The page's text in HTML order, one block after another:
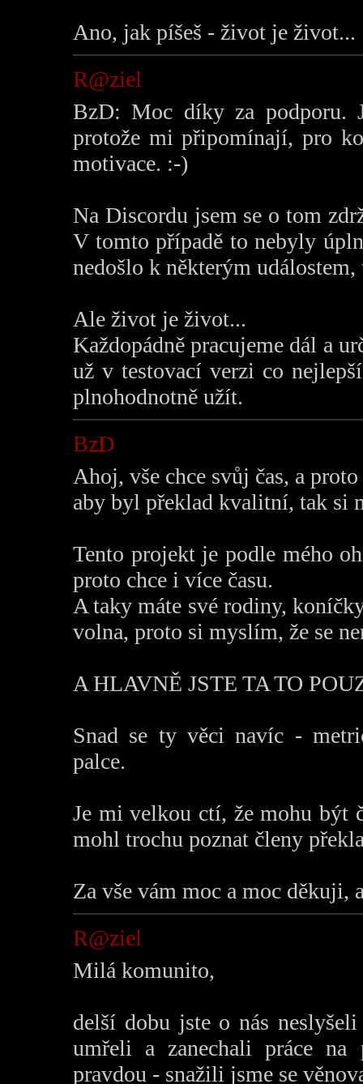
Ano, jak píšeš - život je život...
R@ziel
BzD: Moc díky za podporu.
protože mi připomínají, pro
motivace. :-)
Na Discordu jsem se o tom
V tomto případě to nebyly
nedošlo k některým
Ale život je život...
Každopádně pracujeme dál a
už v testovací verzi co
plnohodnotně užít.
BzD
Ahoj, vše chce svůj čas, a
aby byl překlad kvalitní, tak si
Tento projekt je podle mého
proto chce i více času.
A taky máte své rodiny,
volna, proto si myslím, že se
A HLAVNĚ JSTE TA TO
Snad se ty věci navíc -
palce.
Je mi velkou ctí, že mohu být
mohl trochu poznat členy
Za vše vám moc a moc děkuji,
R@ziel
Milá komunito,
delší dobu jste o nás
umřeli a zanechali práce
pravdou - snažili jsme se